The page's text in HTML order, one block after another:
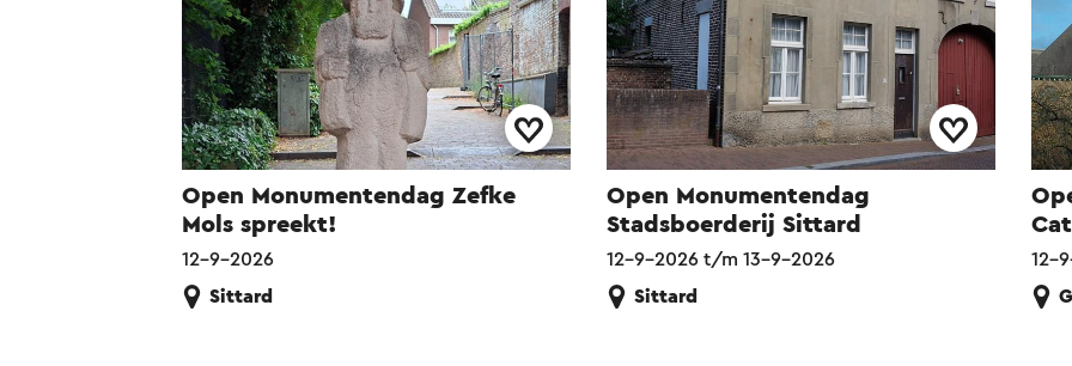
Open Monumentendag Zefke
Mols spreekt!
12-9-2026
Sittard
Open Monumentendag
Stadsboerderij Sittard
12-9-2026 t/m 13-9-2026
Sittard
12-